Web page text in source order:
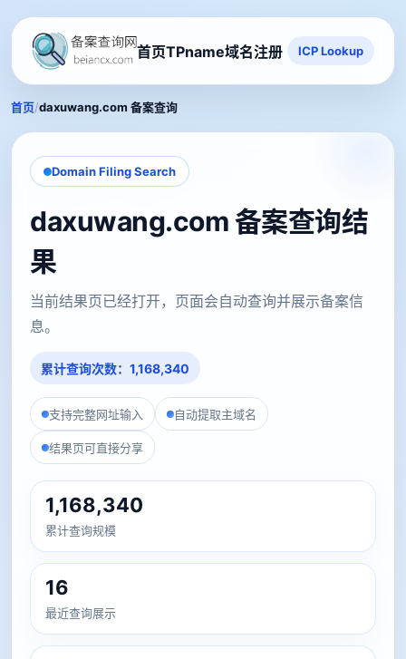
首页TPname域名注册 ICP Lookup
首页/daxuwang.com 备案查询
Domain Filing Search
daxuwang.com 备案查询结
果
当前结果页已经打开，页面会自动查询并展示备案信
息。
累计查询次数：1,168,340
支持完整网址输入 自动提取主域名
结果页可直接分享
1,168,340
累计查询规模
16
最近查询展示